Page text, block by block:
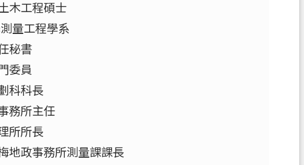
木工程碩士
量工程學系
秘書
委員
科科長
務所主任
所所長
地政事務所測量課課長